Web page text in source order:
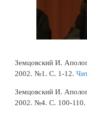
Земцовский И.
2002. №1. С. 1-12.
Земцовский И.
2002. №4. С. 100-110.